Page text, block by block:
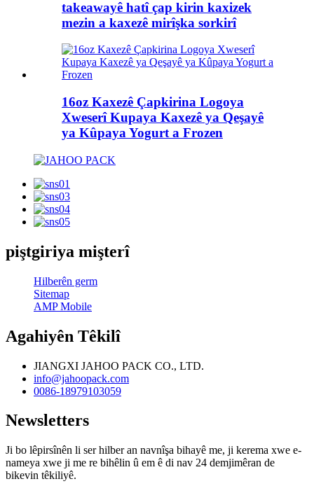
takeawayê hatî çap kirin kaxizek
mezin a kaxezê mirîşka sorkirî
16oz Kaxezê Çapkirina Logoya
Xweserî Kupaya Kaxezê ya Qeşayê
ya Kûpaya Yogurt a Frozen
piştgiriya mişterî
Hilberên germ
Sitemap
AMP Mobile
Agahiyên Têkilî
JIANGXI JAHOO PACK CO., LTD.
info@jahoopack.com
0086-18979103059
Newsletters
Ji bo lêpirsînên li ser hilber an navnîşa bihayê me, ji kerema xwe e-
nameya xwe ji me re bihêlin û em ê di nav 24 demjimêran de
bikevin têkiliyê.